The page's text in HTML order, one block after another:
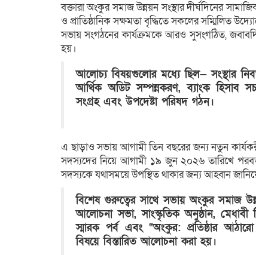
বক্তারা অংকুর সমাজ উন্নয়ন সংস্থার দীর্ঘদিনের
ও প্রাতিষ্ঠানিক সক্ষমতা বৃদ্ধিতে সকলের সম্মিলিত
​সভায় সংগঠনের কার্যক্রমকে আরও সুসংগঠিত,
হয়।
আলোচ্য বিষয়গুলোর মধ্যে ছিল— সংস্থার
আর্থিক অডিট সম্পন্নকরণ, ব্যাংক হিসাব
সংগ্রহ এবং উপদেষ্টা পরিষদ গঠন।
এ ছাড়াও সভায় আগামী তিন বছরের জন্য নতুন
সদস্যদের নিয়ে আগামী ১৯ জুন ২০২৬ তারিখে
সদস্যকে যথাসময়ে উপস্থিত থাকার জন্য আহ্বান
​বিশেষ গুরুত্বের সাথে সভায় অংকুর সমাজ
আলোচনা সভা, সাংস্কৃতিক অনুষ্ঠান, মেধাবী
স্মারক পর্ব এবং “অংকুর: প্রতিষ্ঠার
বিষয়ে বিস্তারিত আলোচনা করা হয়।